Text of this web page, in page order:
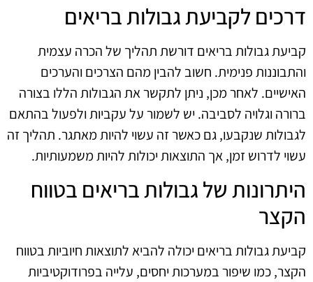
דרכים לקביעת גבולות בריאים
קביעת גבולות בריאים דורשת תהליך של הכרה עצמית
והתבוננות פנימית. חשוב להבין מהם הצרכים והערכים
האישיים. לאחר מכן, ניתן לתקשר את הגבולות הללו בצורה
ברורה וגלויה לסביבה. יש לשמור על עקביות ולפעול בהתאם
לגבולות שנקבעו, גם כאשר זה עשוי להיות מאתגר. תהליך זה
עשוי לדרוש זמן, אך התוצאות יכולות להיות משמעותיות.
היתרונות של גבולות בריאים בטווח
הקצר
קביעת גבולות בריאים יכולה להביא לתוצאות חיוביות בטווח
הקצר, כמו שיפור במערכות יחסים, עלייה בפרודוקטיביות